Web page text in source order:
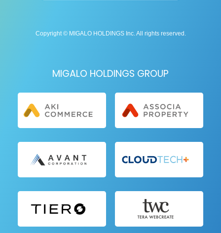
Copyright © MIGALO HOLDINGS Inc. All rights reserved.
MIGALO HOLDINGS GROUP